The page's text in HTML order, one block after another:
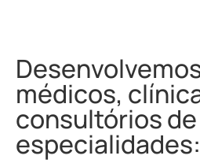
médicos,
consultórios
especialidades: